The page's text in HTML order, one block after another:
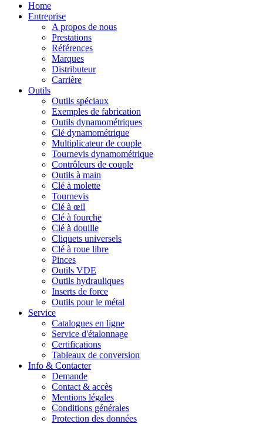
Home
Entreprise
A propos de nous
Prestations
Références
Marques
Distributeur
Carrière
Outils
Outils spéciaux
Exemples de fabrication
Outils dynamométriques
Clé dynamométrique
Multiplicateur de couple
Tournevis dynamométrique
Contrôleurs de couple
Outils à main
Clé à molette
Tournevis
Clé à œil
Clé à fourche
Clé à douille
Cliquets universels
Clé à roue libre
Pinces
Outils VDE
Outils hydrauliques
Inserts de force
Outils pour le métal
Service
Catalogues en ligne
Service d'étalonnage
Certifications
Tableaux de conversion
Info & Contacter
Demande
Contact & accès
Mentions légales
Conditions générales
Protection des données